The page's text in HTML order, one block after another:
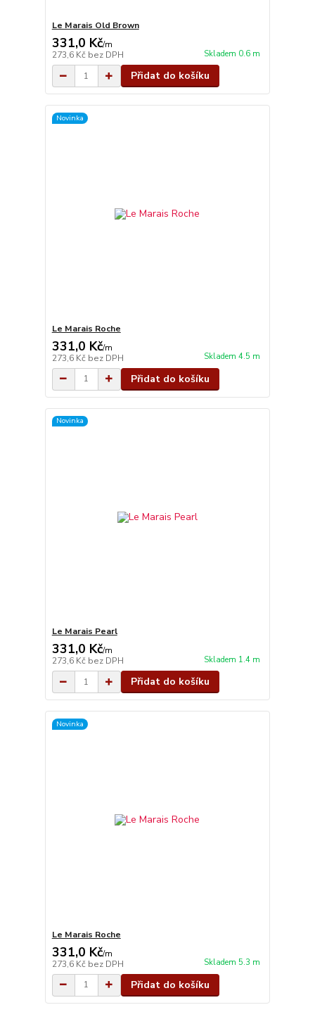
Le Marais Old Brown
331,0 Kč/m
273,6 Kč bez DPH Skladem 0.6 m
Přidat do košíku
Novinka
Le Marais Roche
331,0 Kč/m
273,6 Kč bez DPH Skladem 4.5 m
Přidat do košíku
Novinka
Le Marais Pearl
331,0 Kč/m
273,6 Kč bez DPH Skladem 1.4 m
Přidat do košíku
Novinka
Le Marais Roche
331,0 Kč/m
273,6 Kč bez DPH Skladem 5.3 m
Přidat do košíku